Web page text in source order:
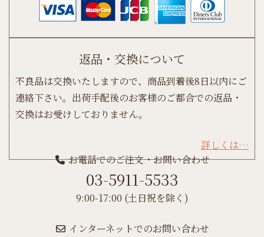
返品・交換について
不良品は交換いたしますので、商品到着後8日以内にご
連絡下さい。出荷手配後のお客様のご都合での返品・
交換はお受けしておりません。
詳しくは…
お電話でのご注文・お問い合わせ
03-5911-5533
9:00-17:00 (土日祝を除く)
インターネットでのお問い合わせ